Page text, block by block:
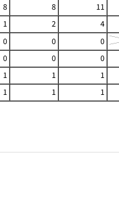
8 8 11
1 2 4
0 0
0
0 0 0
1 1 1
1 1 1